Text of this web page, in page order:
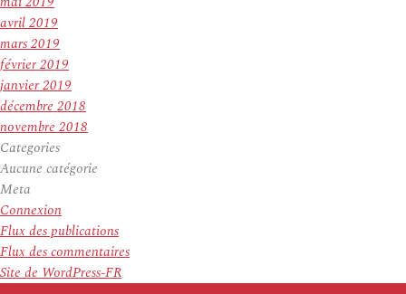
avril 2019
mars 2019
février 2019
janvier 2019
décembre 2018
novembre 2018
Categories
Aucune catégorie
Meta
Connexion
Flux des publications
Flux des commentaires
Site de WordPress-FR